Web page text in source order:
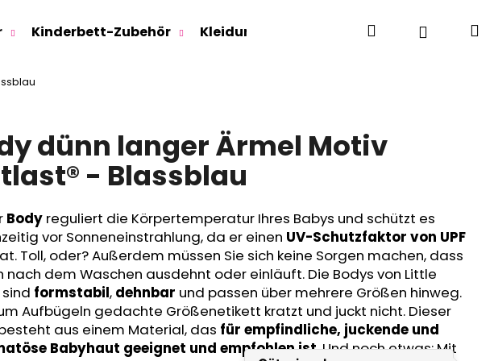
Kinderbett-Zubehör Kleidung für Jugendliche Für
SuchenLogin
dünn langer Ärmel Motiv
- Blassblau
Body reguliert die Körpertemperatur Ihres Babys und schützt es
vor Sonneneinstrahlung, da er einen UV-Schutzfaktor von UPF
Toll, oder? Außerdem müssen Sie sich keine Sorgen machen, dass
nach dem Waschen ausdehnt oder einläuft. Die Bodys von Little
formstabil, dehnbar und passen über mehrere Größen hinweg.
Aufbügeln gedachte Größenetikett kratzt und juckt nicht. Dieser
aus einem Material, das für empfindliche, juckende und
Babyhaut geeignet und empfohlen ist. Und noch etwas: Mit
SUCHEN
KINDERSITZUNTERLAGE OUTLAST® -